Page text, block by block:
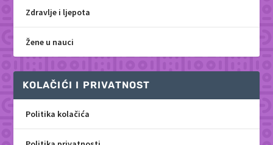
Zdravlje i ljepota
Žene u nauci
KOLAČIĆI I PRIVATNOST
Politika kolačića